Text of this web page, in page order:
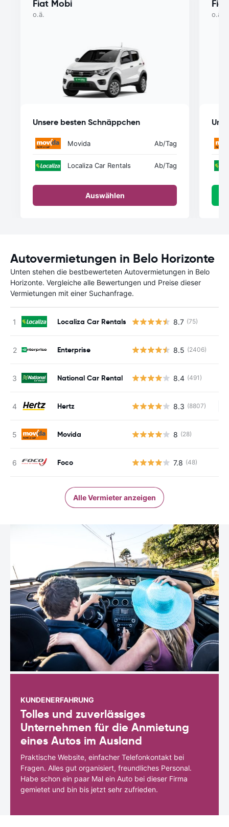
Fiat Mobi
o.ä.
Unsere besten Schnäppchen
Movida Ab/Tag
Localiza Car Rentals Ab/Tag
Auswählen
o.ä.
Autovermietungen in Belo Horizonte
Unten stehen die bestbewerteten Autovermietungen in Belo
Horizonte. Vergleiche alle Bewertungen und Preise dieser
Vermietungen mit einer Suchanfrage.
Localiza Car Rentals 8.7 (75)
Enterprise 8.5 (2406)
National Car Rental 8.4 (491)
Hertz 8.3 (8807)
Movida 8 (28)
Foco 7.8 (48)
Alle Vermieter anzeigen
KUNDENERFAHRUNG
Tolles und zuverlässiges
Unternehmen für die Anmietung
eines Autos im Ausland
Praktische Website, einfacher Telefonkontakt bei
Fragen. Alles gut organisiert, freundliches Personal.
Habe schon ein paar Mal ein Auto bei dieser Firma
gemietet und bin bis jetzt sehr zufrieden.